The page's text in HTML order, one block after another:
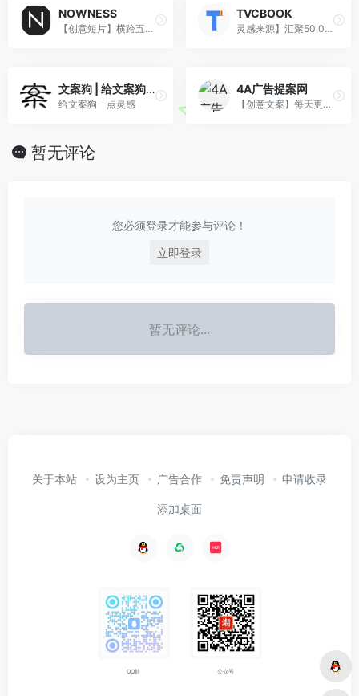
NOWNESS
【创意短片】横跨五大栏目的全球创意生活短片平台。
TVCBOOK
灵感来源】汇聚50,000多位独立创作人和制作团队，50万+全球创意视频不断更新。
文案狗 | 给文案狗一点灵感
给文案狗一点灵感
4A广告提案网
【创意文案】每天更新全球最新最热的广告圈资讯、创意、策划。
暂无评论
您必须登录才能参与评论！
立即登录
暂无评论...
关于本站 设为主页 广告合作 免责声明 申请收录
添加桌面
QQ群 公众号